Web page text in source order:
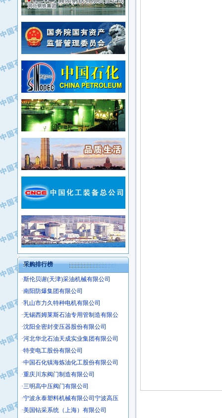
·华北油田科达开发有限公司
·中石化西南石油局井下工程处
·大庆油田石油专用设备有限公司
·江苏丹化集团有限责任公司
·中核苏阀科技实业股份有限公司
·山特电子（深圳）有限公司
·常州市中兴石油化工助剂有限公司
·姜堰市三联助剂有限公司
·四川中光高技术研究所有限责任公司
·江苏天安防雷工程有限责任公司
·山东东营胜利工业园区
·自贡五洲防腐安装有限公司
采购排行榜
·中国石化茂名石化分公司
·中国石油大港油田分公司
·中油油气勘探软件国家工程研究中心
·西安长庆钻宇集团咸阳石化有限公司
·新疆新冠控制系统工程有限公司
·新疆安维消防设施器材有限公司
·华北石油津工机械制造有限公司
·中国石化茂名石化分公司
·上海山武控制仪表有限公司
·上海赛科石油化工有限责任公司
·河北卓唯钢管制造有限公司
·上海高桥石化
·中国石化扬子石油化工股份有限公司
·中国石化上海石油化工股份有限公司
·中国石油长庆油田分公司
·中国石油宁夏石化分公司
·山东墨龙石油机械股份有限公司
·大庆油田物资集团
·斯伦贝谢(天津)采油机械有限公司
·南阳防爆集团有限公司
·乳山市力久特种电机有限公司
·无锡西姆莱斯石油专用管制造有限公
·沈阳全密封变压器股份有限公司
·河北华北石油天成实业集团有限公司
·特变电工股份有限公司
·中国石化镇海炼油化工股份有限公司
·重庆川东阀门制造有限公司
·三明高中压阀门有限公司
·宁波永泰塑料机械有限公司宁波高压
·美国钻采系统（上海）有限公司
·上海人民企业集团有限公司